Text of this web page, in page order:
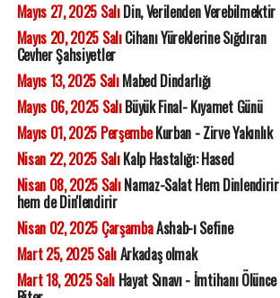
Mayıs 27, 2025 SalıDin, Verilenden Verebilmektir
Mayıs 20, 2025 SalıCihanı Yüreklerine Sığdıran
Cevher Şahsiyetler
Mayıs 13, 2025 SalıMabed Dindarlığı
Mayıs 06, 2025 SalıBüyük Final- Kıyamet Günü
Mayıs 01, 2025 PerşembeKurban - Zirve Yakınlık
Nisan 22, 2025 SalıKalp Hastalığı: Hased
Nisan 08, 2025 SalıNamaz-Salat Hem Dinlendirir
hem de Din'lendirir
Nisan 02, 2025 ÇarşambaAshab-ı Sefine
Mart 25, 2025 SalıArkadaş olmak
Mart 18, 2025 SalıHayat Sınavı - İmtihanı Ölünce